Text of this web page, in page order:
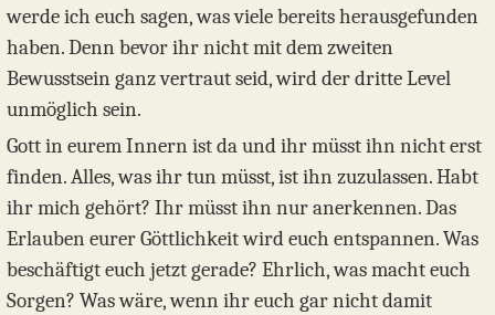
werde ich euch sagen, was viele bereits herausgefunden
haben. Denn bevor ihr nicht mit dem zweiten
Bewusstsein ganz vertraut seid, wird der dritte Level
unmöglich sein.
Gott in eurem Innern ist da und ihr müsst ihn nicht erst
finden. Alles, was ihr tun müsst, ist ihn zuzulassen. Habt
ihr mich gehört? Ihr müsst ihn nur anerkennen. Das
Erlauben eurer Göttlichkeit wird euch entspannen. Was
beschäftigt euch jetzt gerade? Ehrlich, was macht euch
Sorgen? Was wäre, wenn ihr euch gar nicht damit